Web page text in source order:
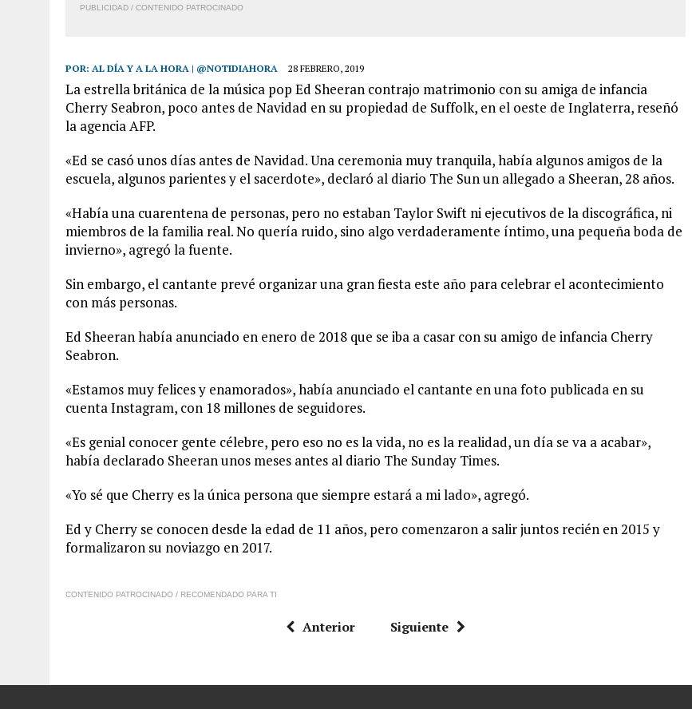
PUBLICIDAD / CONTENIDO PATROCINADO
POR: AL DÍA Y A LA HORA | @NOTIDIAHORA 28 FEBRERO, 2019
La estrella británica de la música pop Ed Sheeran contrajo matrimonio con su amiga de infancia
Cherry Seabron, poco antes de Navidad en su propiedad de Suffolk, en el oeste de Inglaterra, reseñó
la agencia AFP.
«Ed se casó unos días antes de Navidad. Una ceremonia muy tranquila, había algunos amigos de la
escuela, algunos parientes y el sacerdote», declaró al diario The Sun un allegado a Sheeran, 28 años.
«Había una cuarentena de personas, pero no estaban Taylor Swift ni ejecutivos de la discográfica, ni
miembros de la familia real. No quería ruido, sino algo verdaderamente íntimo, una pequeña boda de
invierno», agregó la fuente.
Sin embargo, el cantante prevé organizar una gran fiesta este año para celebrar el acontecimiento
con más personas.
Ed Sheeran había anunciado en enero de 2018 que se iba a casar con su amigo de infancia Cherry
Seabron.
«Estamos muy felices y enamorados», había anunciado el cantante en una foto publicada en su
cuenta Instagram, con 18 millones de seguidores.
«Es genial conocer gente célebre, pero eso no es la vida, no es la realidad, un día se va a acabar»,
había declarado Sheeran unos meses antes al diario The Sunday Times.
«Yo sé que Cherry es la única persona que siempre estará a mi lado», agregó.
Ed y Cherry se conocen desde la edad de 11 años, pero comenzaron a salir juntos recién en 2015 y
formalizaron su noviazgo en 2017.
CONTENIDO PATROCINADO / RECOMENDADO PARA TI
Anterior Siguiente